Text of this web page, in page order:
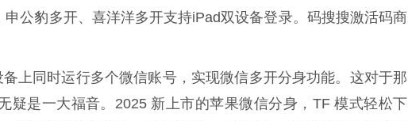
公豹多开、喜洋洋多开支持iPad双设备登录。码搜搜激活码商
上同时运行多个微信账号，实现微信多开分身功能。这对于那
疑是一大福音。2025 新上市的苹果微信分身，TF 模式轻松下